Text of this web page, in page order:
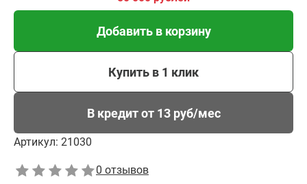
Добавить в корзину
Купить в 1 клик
В кредит от 13 руб/мес
Артикул: 21030
0 отзывов